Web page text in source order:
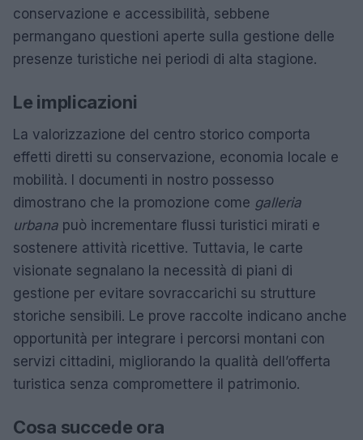
conservazione e accessibilità, sebbene
permangano questioni aperte sulla gestione delle
presenze turistiche nei periodi di alta stagione.
Le implicazioni
La valorizzazione del centro storico comporta
effetti diretti su conservazione, economia locale e
mobilità. I documenti in nostro possesso
dimostrano che la promozione come galleria
urbana può incrementare flussi turistici mirati e
sostenere attività ricettive. Tuttavia, le carte
visionate segnalano la necessità di piani di
gestione per evitare sovraccarichi su strutture
storiche sensibili. Le prove raccolte indicano anche
opportunità per integrare i percorsi montani con
servizi cittadini, migliorando la qualità dell’offerta
turistica senza compromettere il patrimonio.
Cosa succede ora